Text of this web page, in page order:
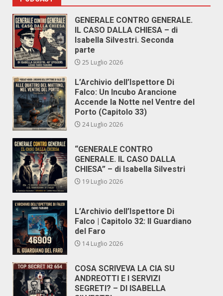
GENERALE CONTRO GENERALE.
IL CASO DALLA CHIESA – di
Isabella Silvestri. Seconda
parte
25 Luglio 2026
L’Archivio dell’Ispettore Di
Falco: Un Incubo Arancione
Accende la Notte nel Ventre del
Porto (Capitolo 33)
24 Luglio 2026
“GENERALE CONTRO
GENERALE. IL CASO DALLA
CHIESA” – di Isabella Silvestri
19 Luglio 2026
L’Archivio dell’Ispettore Di
Falco | Capitolo 32: Il Guardiano
del Faro
14 Luglio 2026
COSA SCRIVEVA LA CIA SU
ANDREOTTI E I SERVIZI
SEGRETI? – DI ISABELLA